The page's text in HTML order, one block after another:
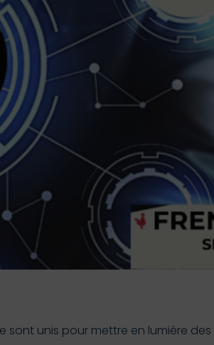
sont unis pour mettre en lumière des